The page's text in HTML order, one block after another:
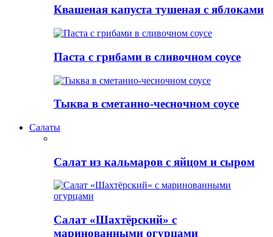
Квашеная капуста тушеная с яблоками
Паста с грибами в сливочном соусе
Тыква в сметанно-чесночном соусе
Салаты
Салат из кальмаров с яйцом и сыром
Салат «Шахтёрский» с
маринованными огурцами